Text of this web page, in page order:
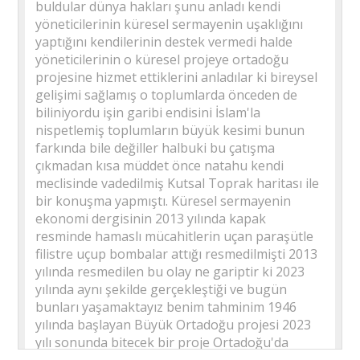
buldular dünya hakları şunu anladı kendi
yöneticilerinin küresel sermayenin uşaklığını
yaptığını kendilerinin destek vermedi halde
yöneticilerinin o küresel projeye ortadoğu
projesine hizmet ettiklerini anladılar ki bireysel
gelişimi sağlamış o toplumlarda önceden de
biliniyordu işin garibi endisini İslam'la
nispetlemiş toplumların büyük kesimi bunun
farkında bile değiller halbuki bu çatışma
çıkmadan kısa müddet önce natahu kendi
meclisinde vadedilmiş Kutsal Toprak haritası ile
bir konuşma yapmıştı. Küresel sermayenin
ekonomi dergisinin 2013 yılında kapak
resminde hamaslı mücahitlerin uçan paraşütle
filistre uçup bombalar attığı resmedilmişti 2013
yılında resmedilen bu olay ne gariptir ki 2023
yılında aynı şekilde gerçekleştiği ve bugün
bunları yaşamaktayız benim tahminim 1946
yılında başlayan Büyük Ortadoğu projesi 2023
yılı sonunda bitecek bir proje Ortadoğu'da